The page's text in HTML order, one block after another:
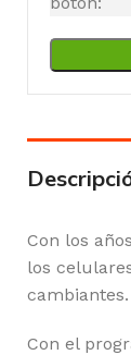
Con los
los
cambiantes.
Con el